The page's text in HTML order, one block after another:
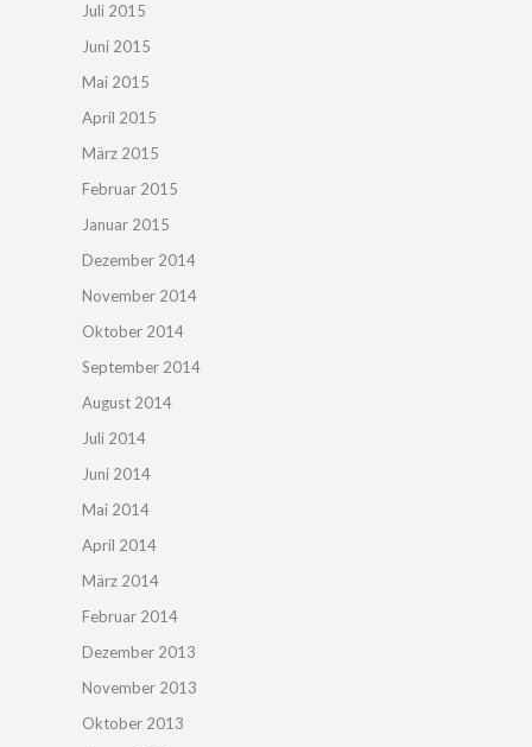
Juli 2015
Juni 2015
Mai 2015
April 2015
März 2015
Februar 2015
Januar 2015
Dezember 2014
November 2014
Oktober 2014
September 2014
August 2014
Juli 2014
Juni 2014
Mai 2014
April 2014
März 2014
Februar 2014
Dezember 2013
November 2013
Oktober 2013